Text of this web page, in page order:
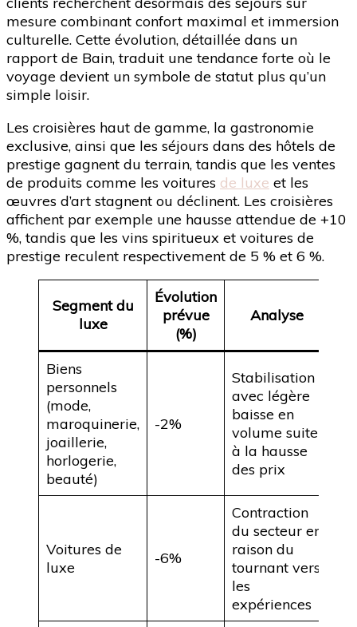
mesure combinant confort maximal et immersion
culturelle. Cette évolution, détaillée dans un
rapport de Bain, traduit une tendance forte où le
voyage devient un symbole de statut plus qu’un
simple loisir.
Les croisières haut de gamme, la gastronomie
exclusive, ainsi que les séjours dans des hôtels de
prestige gagnent du terrain, tandis que les ventes
de produits comme les voitures de luxe et les
œuvres d’art stagnent ou déclinent. Les croisières
affichent par exemple une hausse attendue de +10
%, tandis que les vins spiritueux et voitures de
prestige reculent respectivement de 5 % et 6 %.
Segment du
luxe
Évolution
prévue
(%)
Analyse
Biens
personnels
(mode,
maroquinerie,
joaillerie,
horlogerie,
beauté)
-2%
Stabilisation
avec légère
baisse en
volume suite
à la hausse
des prix
Voitures de
luxe
-6%
Contraction
du secteur en
raison du
tournant vers
les
expériences